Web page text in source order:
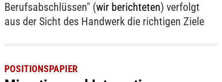
Berufsabschlüssen" (wir berichteten) verfolgt
aus der Sicht des Handwerk die richtigen Ziele
POSITIONSPAPIER